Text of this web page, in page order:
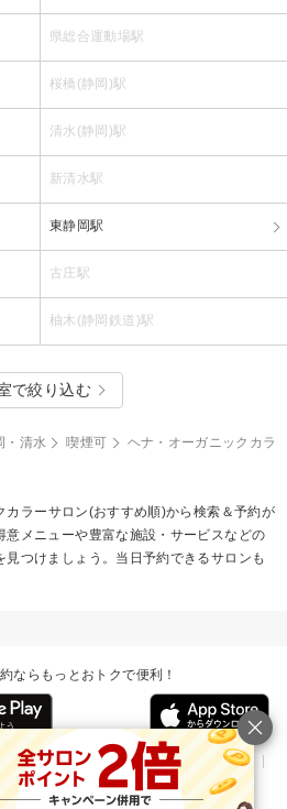
県総合運動場駅
桜橋(静岡)駅
清水(静岡)駅
新清水駅
東静岡駅
古庄駅
柚木(静岡鉄道)駅
で絞り込む
・清水 喫煙可
ヘナ・オーガニックカラ
カラーサロン(おすすめ順)から検索＆予約が
メニューや豊富な施設・サービスなどの
つけましょう。当日予約できるサロンも
ならもっとおトクで便利！
ヘルプ リリース情報
利用規約
望のサロン様